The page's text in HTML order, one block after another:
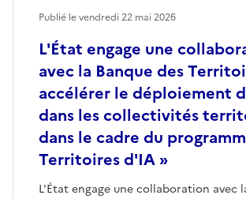
L'État engage une
avec la Banque des
accélérer le déploiement
dans les collectivités
dans le cadre du
Territoires d'IA »
L'État engage une collaboration avec
Publié le vendredi 22 mai 2026